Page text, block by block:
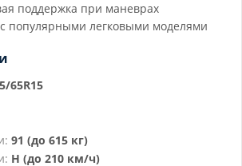
поддержка при маневрах
популярными легковыми моделями
65R15
91 (до 615 кг)
H (до 210 км/ч)